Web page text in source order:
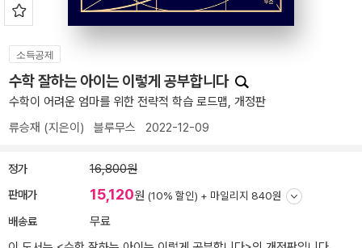
소득공제
수학 잘하는 아이는 이렇게 공부합니다
수학이 어려운 엄마를 위한 전략적 학습 로드맵, 개정판
류승재 (지은이) 블루무스 2022-12-09
정가 16,800원
판매가 15,120원 (10% 할인) + 마일리지 840원
배송료
무료